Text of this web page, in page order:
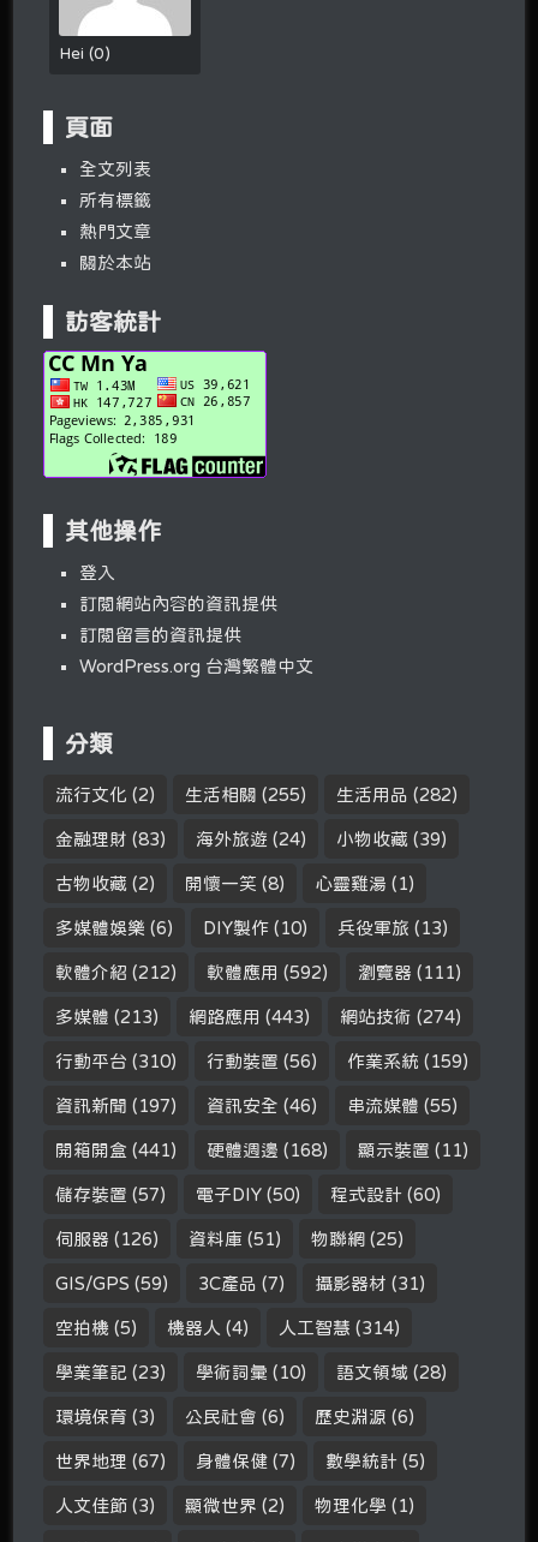
Hei(0)
頁面
全文列表
所有標籤
熱門文章
關於本站
訪客統計
其他操作
登入
訂閱網站內容的資訊提供
訂閱留言的資訊提供
WordPress.org 台灣繁體中文
分類
流行文化 (2) 生活相關 (255) 生活用品 (282)
金融理財 (83) 海外旅遊 (24) 小物收藏 (39)
古物收藏 (2) 開懷一笑 (8) 心靈雞湯 (1)
多媒體娛樂 (6) DIY製作 (10) 兵役軍旅 (13)
軟體介紹 (212) 軟體應用 (592) 瀏覽器 (111)
多媒體 (213) 網路應用 (443) 網站技術 (274)
行動平台 (310) 行動裝置 (56) 作業系統 (159)
資訊新聞 (197) 資訊安全 (46) 串流媒體 (55)
開箱開盒 (441) 硬體週邊 (168) 顯示裝置 (11)
儲存裝置 (57) 電子DIY (50) 程式設計 (60)
伺服器 (126) 資料庫 (51) 物聯網 (25)
GIS/GPS (59) 3C產品 (7) 攝影器材 (31)
空拍機 (5) 機器人 (4) 人工智慧 (314)
學業筆記 (23) 學術詞彙 (10) 語文領域 (28)
環境保育 (3) 公民社會 (6) 歷史淵源 (6)
世界地理 (67) 身體保健 (7) 數學統計 (5)
人文佳節 (3) 顯微世界 (2) 物理化學 (1)